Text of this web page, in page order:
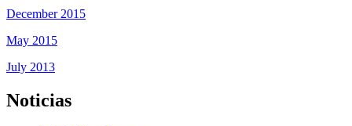
December 2015
May 2015
July 2013
Noticias